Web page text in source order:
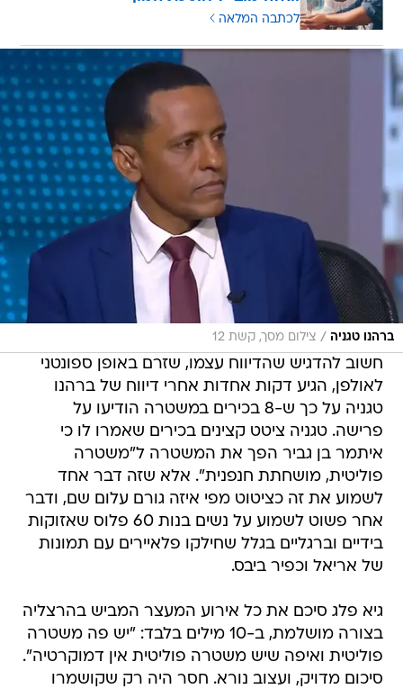
לכתבה המלאה
ברהנו טגניה / צילום מסך, קשת 12
חשוב להדגיש שהדיווח עצמו, שזרם באופן ספונטני
לאולפן, הגיע דקות אחדות אחרי דיווח של ברהנו
טגניה על כך ש-8 בכירים במשטרה הודיעו על
פרישה. טגניה ציטט קצינים בכירים שאמרו לו כי
איתמר בן גביר הפך את המשטרה ל"משטרה
פוליטית, מושחתת חנפנית". אלא שזה דבר אחד
לשמוע את זה כציטוט מפי איזה גורם עלום שם, ודבר
אחר פשוט לשמוע על נשים בנות 60 פלוס שאזוקות
בידיים וברגליים בגלל שחילקו פלאיירים עם תמונות
של אריאל וכפיר ביבס.
גיא פלג סיכם את כל אירוע המעצר המביש בהרצליה
בצורה מושלמת, ב-10 מילים בלבד: "יש פה משטרה
פוליטית ואיפה שיש משטרה פוליטית אין דמוקרטיה".
סיכום מדויק, ועצוב נורא. חסר היה רק שקושמרו